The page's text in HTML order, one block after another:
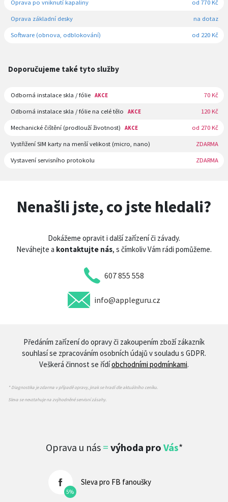
Oprava po vniknutí kapaliny od 770 Kč
Oprava základní desky na dotaz
Software (obnova, odblokování) od 220 Kč
Doporučujeme také tyto služby
Odborná instalace skla / fólie AKCE 70 Kč
Odborná instalace skla / fólie na celé tělo AKCE 120 Kč
Mechanické čištění (prodlouží životnost) AKCE od 270 Kč
Vystřižení SIM karty na menší velikost (micro, nano) ZDARMA
Vystavení servisního protokolu ZDARMA
Nenašli jste, co jste hledali?
Dokážeme opravit i další zařízení či závady.
Neváhejte a kontaktujte nás, s čímkoliv Vám rádi pomůžeme.
607 855 558
info@appleguru.cz
Předáním zařízení do opravy či zakoupením zboží zákazník
souhlasí se zpracováním osobních údajů v souladu s GDPR.
Veškerá činnost se řídíobchodními podmínkami.
* Diagnostika je zdarma v případě opravy, jinak se hradí dle aktuálního ceníku.
Sleva se nevztahuje na zvýhodněné servisní zásahy.
Oprava u nás = výhoda pro Vás*
5%
Sleva pro FB fanoušky